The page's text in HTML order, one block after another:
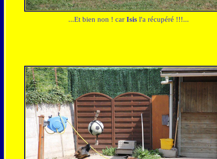
...Et bien non ! car Isisl'a récupéré !!!...